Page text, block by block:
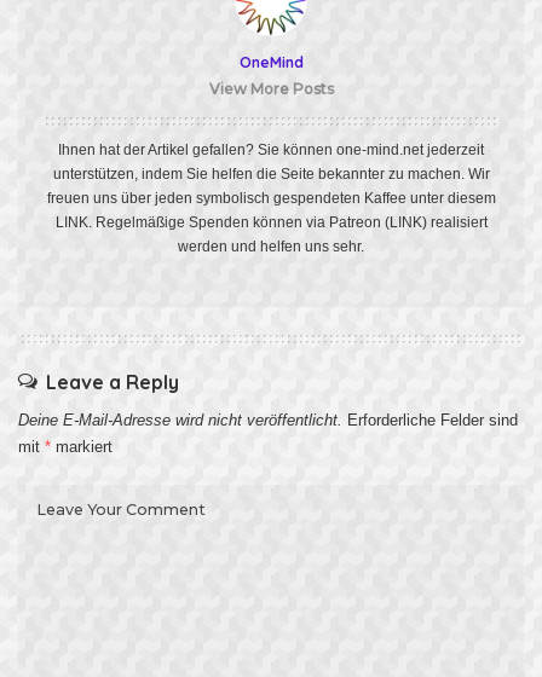
OneMind
View More Posts
Ihnen hat der Artikel gefallen? Sie können one-mind.net jederzeit
unterstützen, indem Sie helfen die Seite bekannter zu machen. Wir
freuen uns über jeden symbolisch gespendeten Kaffee unter diesem
LINK . Regelmäßige Spenden können via Patreon (LINK)realisiert
werden und helfen uns sehr.
Leave a Reply
Deine E-Mail-Adresse wird nicht veröffentlicht.
Erforderliche Felder sind
mit * markiert